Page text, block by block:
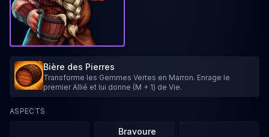
Bière des Pierres
Transforme les Gemmes Vertes en Marron. Enrage le
premier Allié et lui donne (M + 1) de Vie.
ASPECTS
Bravoure